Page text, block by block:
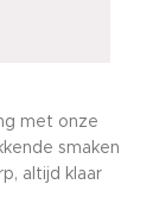
met onze
smaken
altijd klaar